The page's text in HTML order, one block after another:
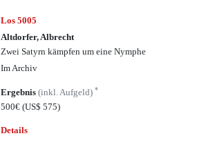
Los 5005
Altdorfer, Albrecht
Zwei Satyrn kämpfen um eine Nymphe
Im Archiv
Ergebnis(inkl. Aufgeld)*
500€(US$ 575)
Details